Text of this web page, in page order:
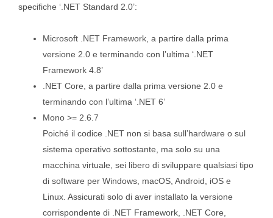
specifiche ‘.NET Standard 2.0’:
Microsoft .NET Framework, a partire dalla prima
versione 2.0 e terminando con l’ultima ‘.NET
Framework 4.8’
.NET Core, a partire dalla prima versione 2.0 e
terminando con l’ultima ‘.NET 6’
Mono >= 2.6.7
Poiché il codice .NET non si basa sull’hardware o sul
sistema operativo sottostante, ma solo su una
macchina virtuale, sei libero di sviluppare qualsiasi tipo
di software per Windows, macOS, Android, iOS e
Linux. Assicurati solo di aver installato la versione
corrispondente di .NET Framework, .NET Core,